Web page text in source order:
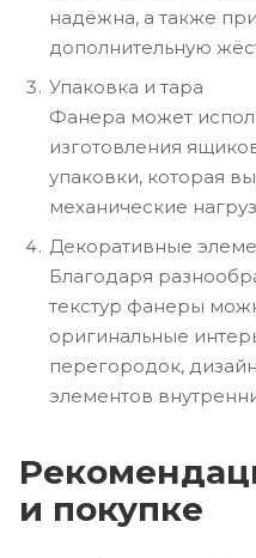
надёжна, а также
дополнительную
Упаковка и тара
Фанера может
изготовления
упаковки, которая
механические
Декоративные
Благодаря
текстур фанеры
оригинальные
перегородок,
элементов
и покупке